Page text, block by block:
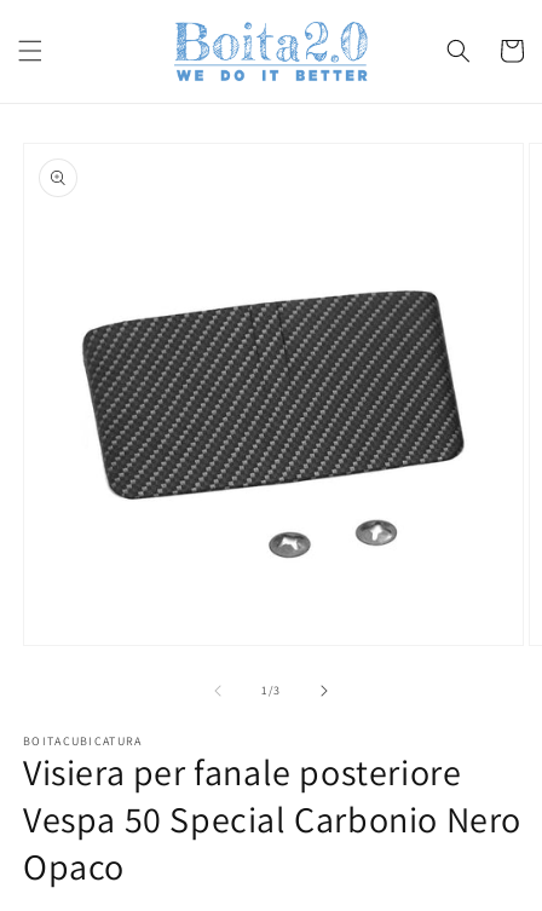
ai contenuti
Carrello
informazioni
sul prodotto
finestra
modale
1/su
3
BOITACUBICATURA
Visiera per fanale posteriore
Vespa 50 Special Carbonio Nero
Opaco